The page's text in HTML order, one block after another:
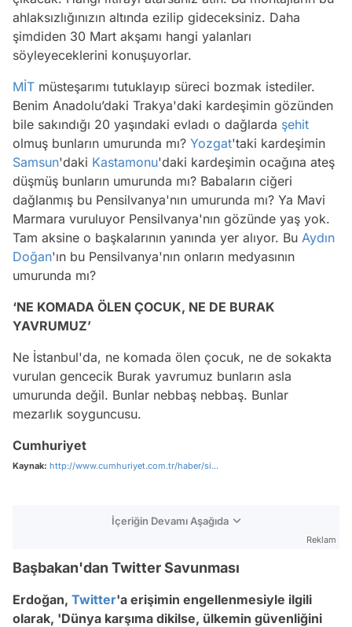
ahlaksızlığınızın altında ezilip gideceksiniz. Daha
şimdiden 30 Mart akşamı hangi yalanları
söyleyeceklerini konuşuyorlar.
MİT müsteşarımı tutuklayıp süreci bozmak istediler.
Benim Anadolu’daki Trakya'daki kardeşimin gözünden
bile sakındığı 20 yaşındaki evladı o dağlarda şehit
olmuş bunların umurunda mı? Yozgat'taki kardeşimin
Samsun'daki Kastamonu'daki kardeşimin ocağına ateş
düşmüş bunların umurunda mı? Babaların ciğeri
dağlanmış bu Pensilvanya'nın umurunda mı? Ya Mavi
Marmara vuruluyor Pensilvanya'nın gözünde yaş yok.
Tam aksine o başkalarının yanında yer alıyor. Bu Aydın
Doğan'ın bu Pensilvanya'nın onların medyasının
umurunda mı?
‘NE KOMADA ÖLEN ÇOCUK, NE DE BURAK
YAVRUMUZ’
Ne İstanbul'da, ne komada ölen çocuk, ne de sokakta
vurulan gencecik Burak yavrumuz bunların asla
umurunda değil. Bunlar nebbaş nebbaş. Bunlar
mezarlık soyguncusu.
Cumhuriyet
Kaynak: http://www.cumhuriyet.com.tr/haber/si...
İçeriğin Devamı Aşağıda
Reklam
Başbakan'dan Twitter Savunması
Erdoğan, Twitter'a erişimin engellenmesiyle ilgili
olarak, 'Dünya karşıma dikilse, ülkemin güvenliğini